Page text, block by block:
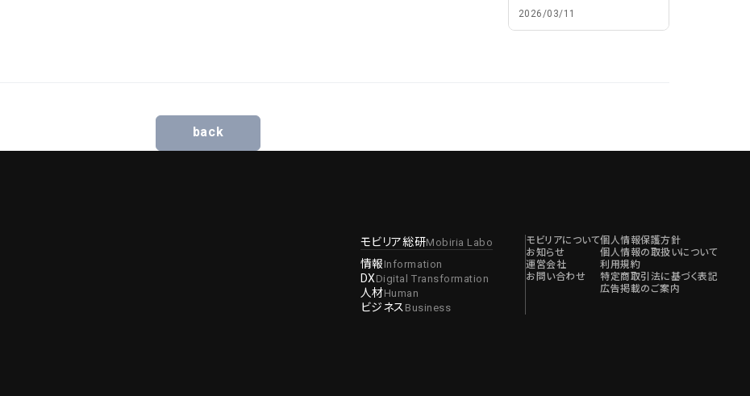
2026/03/11
back
モビリア総研Mobiria Labo
情報 Information
DX Digital Transformation
人材Human
ビジネス Business
モビリアについて
お知らせ
運営会社
お問い合わせ
個人情報保護方針
個人情報の取扱いについて
利用規約
特定商取引法に基づく表記
広告掲載のご案内